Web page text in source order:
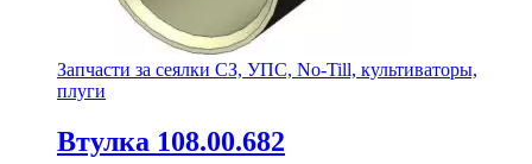
Запчасти за сеялки СЗ, УПС, No-Till, культиваторы,
плуги
Втулка 108.00.682